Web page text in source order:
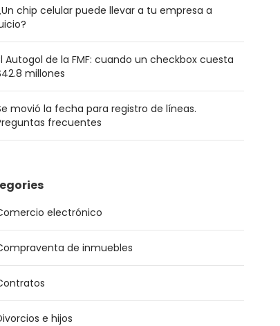
chip celular puede llevar a tu empresa a
Autogol de la FMF: cuando un checkbox cuesta
millones
movió la fecha para registro de líneas.
frecuentes
electrónico
de inmuebles
e hijos